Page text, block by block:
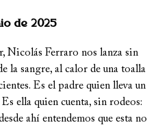
de 2025
Nicolás Ferraro nos lanza sin
la sangre, al calor de una toalla
Es el padre quien lleva un
ella quien cuenta, sin rodeos:
ahí entendemos que esta no